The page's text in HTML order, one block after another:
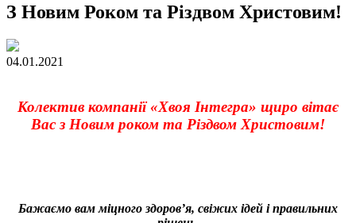
З Новим Роком та Різдвом Христовим!
04.01.2021
Колектив компанії «Хвоя Інтегра» щиро вітає
Вас з Новим роком та Різдвом Христовим!
Бажаємо вам міцного здоров’я, свіжих ідей і правильних